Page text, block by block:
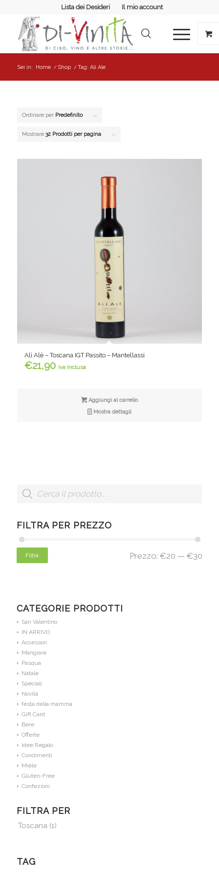
Lista dei Desideri Il mio account
Sei in: Home / Shop / Tag: Ali Ale
Ordinare per Predefinito
Mostrare 32 Prodotti per pagina
Alì Alè – Toscana IGT Passito – Mantellassi
€21,90 iva inclusa
Aggiungi al carrello
Mostra dettagli
FILTRA PER PREZZO
Filtra Prezzo:€20 —€30
CATEGORIE PRODOTTI
San Valentino
IN ARRIVO
Accessori
Mangiare
Pasqua
Natale
Speciali
Novità
festa della mamma
Gift Card
Bere
Offerte
Idee Regalo
Condimenti
Miele
Gluten-Free
Confezioni
FILTRA PER
Toscana (1)
TAG